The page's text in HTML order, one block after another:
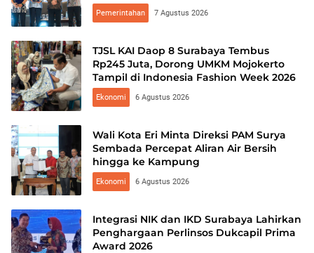
Pemerintahan 7 Agustus 2026
TJSL KAI Daop 8 Surabaya Tembus
Rp245 Juta, Dorong UMKM Mojokerto
Tampil di Indonesia Fashion Week 2026
Ekonomi 6 Agustus 2026
Wali Kota Eri Minta Direksi PAM Surya
Sembada Percepat Aliran Air Bersih
hingga ke Kampung
Ekonomi 6 Agustus 2026
Integrasi NIK dan IKD Surabaya Lahirkan
Penghargaan Perlinsos Dukcapil Prima
Award 2026